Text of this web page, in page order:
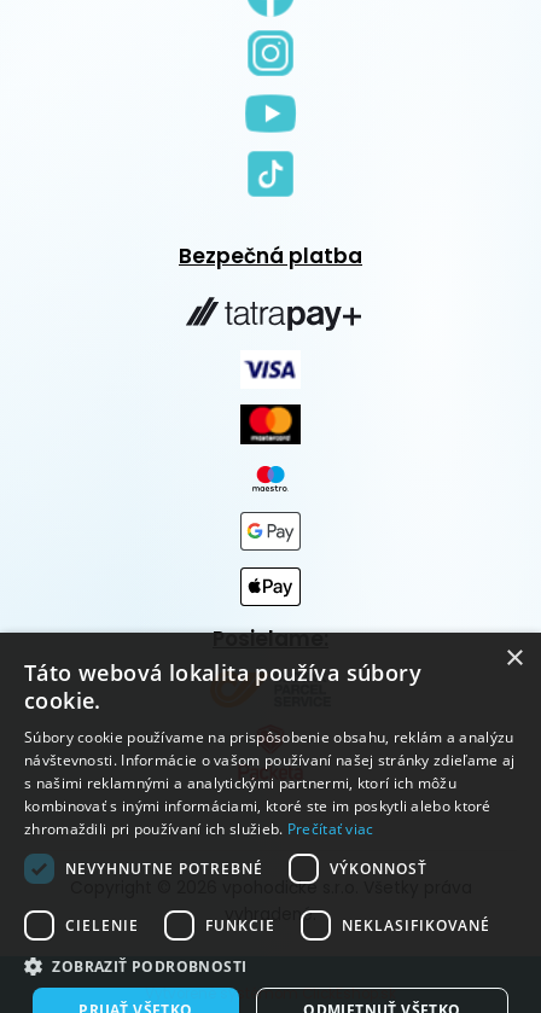
Bezpečná platba
Posielame:
Copyright © 2026 vpohodičke s.r.o. Všetky práva
vyhradené.
Vytvorené systémom ClickEshop.sk
×
Táto webová lokalita používa súbory
cookie.
Súbory cookie používame na prispôsobenie obsahu, reklám a analýzu
návštevnosti. Informácie o vašom používaní našej stránky zdieľame aj
s našimi reklamnými a analytickými partnermi, ktorí ich môžu
kombinovať s inými informáciami, ktoré ste im poskytli alebo ktoré
zhromaždili pri používaní ich služieb. Prečítať viac
NEVYHNUTNE POTREBNÉ
VÝKONNOSŤ
CIELENIE FUNKCIE NEKLASIFIKOVANÉ
ZOBRAZIŤ PODROBNOSTI